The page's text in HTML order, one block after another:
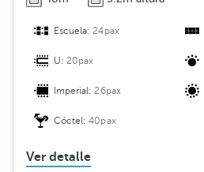
Escuela:24pax
U:20pax
Imperial:26pax
Cóctel:40pax
Ver detalle